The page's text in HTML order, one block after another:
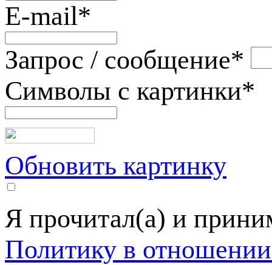
E-mail*
Запрос / сообщение*
Символы с картинки*
Обновить картинку
Я прочитал(а) и
Политику в